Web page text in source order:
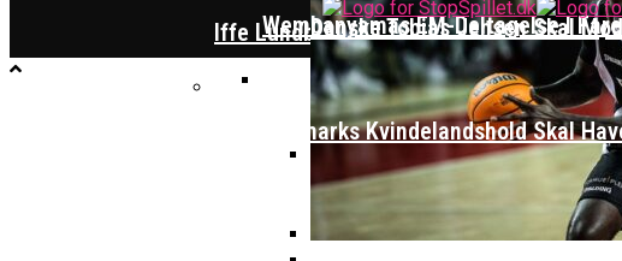
Iffe Lundberg: “Det Er En Kæmpe Ære
Video: August Møller Og Unicaja
Dansk Landstræner Efter
Danske Tobias Jensen Skal
Wembanyamas EM-Deltagelse I
Danmarks Kvindelandshold Skal